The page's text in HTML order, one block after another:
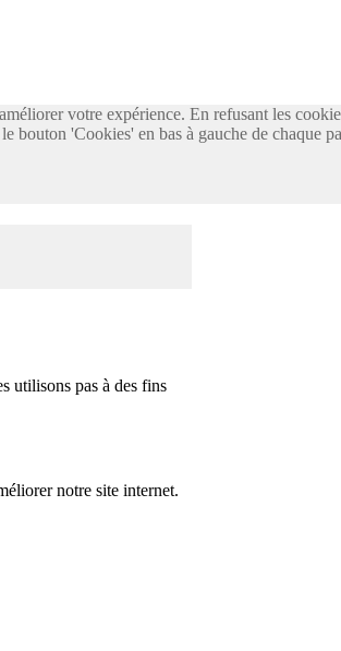
votre expérience. En refusant les
'Cookies' en bas à gauche de chaque
utilisons pas à des fins
notre site internet.